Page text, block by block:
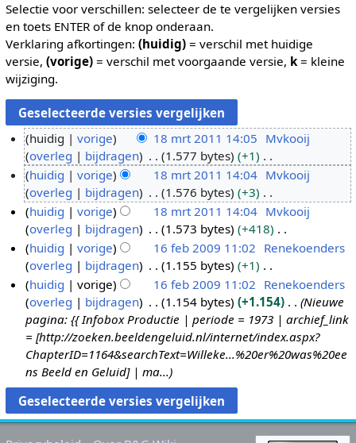
Selectie voor verschillen: selecteer de te vergelijken versies
en toets ENTER of de knop onderaan.
Verklaring afkortingen: (huidig)= verschil met huidige
versie, (vorige)= verschil met voorgaande versie, k= kleine
wijziging.
8
2
1
huidig vorige 18 mrt 2011 14:05 Mvkooij
overleg
bijdragen 1.577 bytes
+1
G
e
e
n
b
e
w
e
r
k
s
s
huidig vorige 18 mrt 2011 14:04 Mvkooij
overleg
bijdragen 1.576 bytes
+3
G
e
e
n
b
e
w
e
r
k
i
n
g
huidig vorige 18 mrt 2011 14:04 Mvkooij
overleg
bijdragen 1.573 bytes
+418
G
e
e
n
b
e
w
e
r
k
i
6
9
huidig vorige 16 feb 2009 11:02 Renekoenders
overleg
bijdragen 1.155 bytes
+1
G
e
e
n
b
e
w
e
r
k
huidig vorige 16 feb 2009 11:02 Renekoenders
overleg
bijdragen 1.154 bytes +1.154
Nieuwe
pagina: {{ Infobox Productie | periode = 1973 | archief_link
= [http://zoeken.beeldengeluid.nl/internet/index.aspx?
ChapterID=1164&searchText=Willeke...%20er%20was%20ee
ns Beeld en Geluid] | ma...